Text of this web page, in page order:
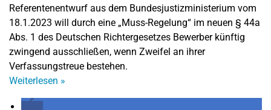
Referentenentwurf aus dem Bundesjustizministerium vom
18.1.2023 will durch eine „Muss-Regelung“ im neuen § 44a
Abs. 1 des Deutschen Richtergesetzes Bewerber künftig
zwingend ausschließen, wenn Zweifel an ihrer
Verfassungstreue bestehen.
Weiterlesen »